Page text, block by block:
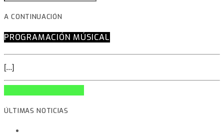
A CONTINUACIÓN
PROGRAMACIÓN MÚSICAL
[...]
ÚLTIMAS NOTICIAS